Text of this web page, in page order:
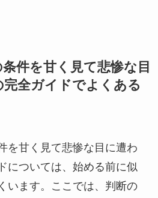
件を甘く見て悲惨な目
全ガイドでよくある
を甘く見て悲惨な目に遭わ
については、始める前に似
います。ここでは、判断の